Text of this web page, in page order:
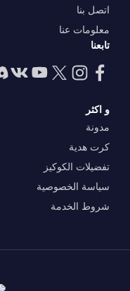
اتصل بنا
معلومات عنا
تابعنا
و اكثر
مدونة
كرت هدية
تفضيلات الكوكيز
سياسة الخصوصية
شروط الخدمة